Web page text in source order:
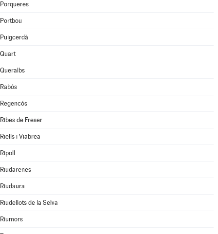
Porqueres
Portbou
Puigcerdà
Quart
Queralbs
Rabós
Regencós
Ribes de Freser
Riells i Viabrea
Ripoll
Riudarenes
Riudaura
Riudellots de la Selva
Riumors